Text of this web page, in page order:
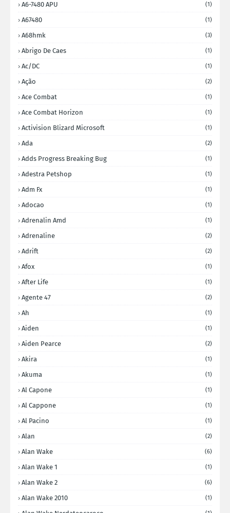
A6-7480 APU (1)
A67480 (1)
A68hmk (3)
Abrigo De Caes (1)
Ac/DC (1)
Ação (2)
Ace Combat (1)
Ace Combat Horizon (1)
Activision Blizard Microsoft (1)
Ada (2)
Adds Progress Breaking Bug (1)
Adestra Petshop (1)
Adm Fx (1)
Adocao (1)
Adrenalin Amd (1)
Adrenaline (2)
Adrift (2)
Afox (1)
After Life (1)
Agente 47 (2)
Ah (1)
Aiden (1)
Aiden Pearce (2)
Akira (1)
Akuma (1)
Al Capone (1)
Al Cappone (1)
Al Pacino (1)
Alan (2)
Alan Wake (6)
Alan Wake 1 (1)
Alan Wake 2 (6)
Alan Wake 2010 (1)